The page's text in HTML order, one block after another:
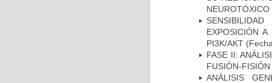
NEUROTÓXICO
EXPOSICIÓN
PI3K/AKT
FASE II:
FUSIÓN-
ANÁLISIS